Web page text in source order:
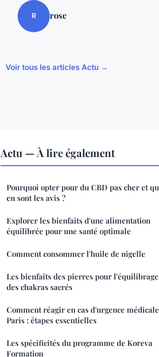
R rose
Voir tous les articles Actu →
Actu — À lire également
Pourquoi opter pour du CBD pas cher et
en sont les avis ?
Explorer les bienfaits d'une alimentation
équilibrée pour une santé optimale
Comment consommer l'huile de nigelle
Les bienfaits des pierres pour l'équilibrage
des chakras sacrés
Comment réagir en cas d'urgence
Paris : étapes essentielles
Les spécificités du programme de Koreva
Formation